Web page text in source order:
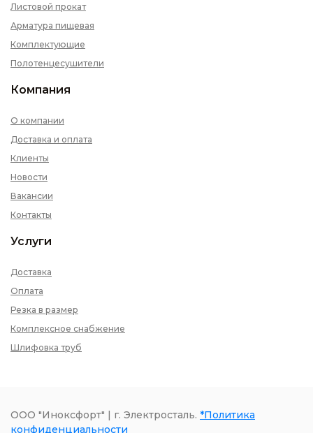
Листовой прокат
Арматура пищевая
Комплектующие
Полотенцесушители
Компания
О компании
Доставка и оплата
Клиенты
Новости
Вакансии
Контакты
Услуги
Доставка
Оплата
Резка в размер
Комплексное снабжение
Шлифовка труб
ООО "Иноксфорт" | г. Электросталь. *Политика
конфиденциальности